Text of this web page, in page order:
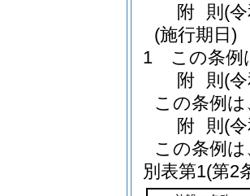
附 則 (
(施行期日)
1
この条例
附 則 (
この条例
附 則 (
この条例
別表第1(第2